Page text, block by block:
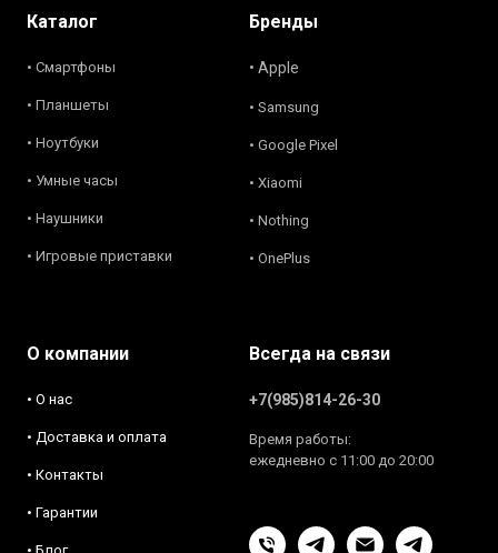
Каталог
• Смартфоны
• Планшеты
• Ноутбуки
• Умные часы
• Наушники
• Игровые приставки
Бренды
• Apple
• Samsung
• Google Pixel
• Xiaomi
• Nothing
• OnePlus
О компании
• О нас
• Доставка и оплата
• Контакты
• Гарантии
• Блог
Всегда на связи
+7(985)814-26-30
Время работы:
ежедневно с 11:00 до 20:00